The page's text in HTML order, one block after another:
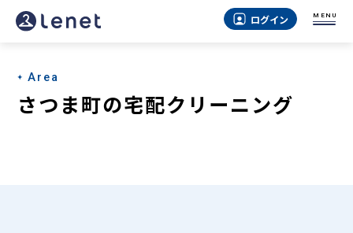
さ
ま
町
ログイン MENU
Area
さつま町の宅配クリーニング